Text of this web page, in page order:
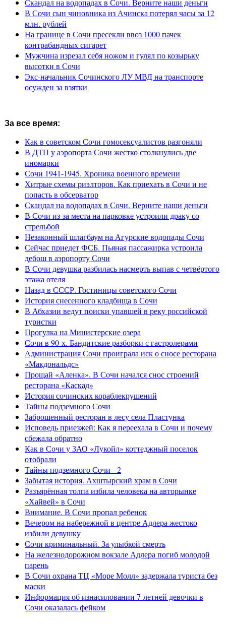
Скандал на водопадах в Сочи. Верните наши деньги
В Сочи сын чиновника из Ачинска потерял часы за 12
млн. рублей
На границе в Сочи пресекли ввоз 1000 пачек
контрабандных сигарет
Мужчина изрезал себя ножом и гулял по козырьку
высотки в Сочи
Экс-начальник Сочинского ЛУ МВД на транспорте
осужден за взятки
За все время:
Как в советском Сочи гомосексуалистов разгоняли
В ДТП у аэропорта Сочи жестко столкнулись две
иномарки
Сочи 1941-1945. Хроника военного времени
Хитрые схемы риэлторов. Как приехать в Сочи и не
попасть в обсерватор
Скандал на водопадах в Сочи. Верните наши деньги
В Сочи из-за места на парковке устроили драку со
стрельбой
Незаконный шлагбаум на Агурские водопады Сочи
Сейчас приедет ФСБ. Пьяная пассажирка устроила
дебош в аэропорту Сочи
В Сочи девушка разбилась насмерть выпав с четвёртого
этажа отеля
Назад в СССР. Гостиницы советского Сочи
История снесенного кладбища в Сочи
В Абхазии ведут поиски упавшей в реку российской
туристки
Прогулка на Министерские озера
Сочи в 90-х. Бандитские разборки с гастролерами
Администрация Сочи проиграла иск о сносе ресторана
«Макдональдс»
Прощай «Аленка». В Сочи начался снос строений
ресторана «Каскад»
История сочинских кораблекрушений
Тайны подземного Сочи
Заброшенный ресторан в лесу села Пластунка
Исповедь приезжей: Как я переехала в Сочи и почему
сбежала обратно
Как в Сочи у ЗАО «Лукойл» коттеджный поселок
отобрали
Тайны подземного Сочи - 2
Забытая история. Ахштырский храм в Сочи
Разъярённая толпа избила человека на авторынке
«Хайвей» в Сочи
Внимание. В Сочи пропал ребенок
Вечером на набережной в центре Адлера жестоко
избили девушку
Сочи криминальный. За улыбкой смерть
На железнодорожном вокзале Адлера погиб молодой
парень
В Сочи охрана ТЦ «Море Молл» задержала туриста без
маски
Информация об изнасиловании 7-летней девочки в
Сочи оказалась фейком